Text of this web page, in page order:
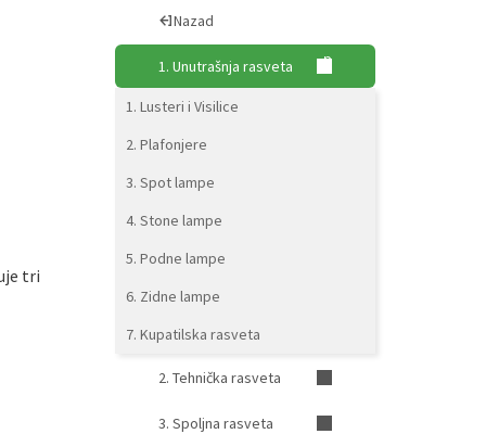
tri
Nazad
1. Unutrašnja rasveta
1. Lusteri i Visilice
2. Plafonjere
3. Spot lampe
4. Stone lampe
5. Podne lampe
6. Zidne lampe
7. Kupatilska rasveta
2. Tehnička rasveta
3. Spoljna rasveta